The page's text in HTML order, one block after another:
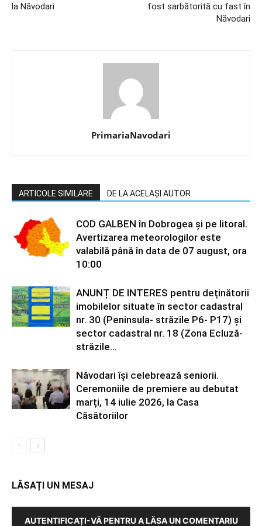
la Năvodari
fost sarbătorită cu fast în
Năvodari
PrimariaNavodari
ARTICOLE SIMILARE DE LA ACELAȘI AUTOR
COD GALBEN în Dobrogea și pe litoral.
Avertizarea meteorologilor este
valabilă până în data de 07 august, ora
10:00
ANUNȚ DE INTERES pentru deținătorii
imobilelor situate în sector cadastral
nr. 30 (Peninsula- străzile P6- P17) și
sector cadastral nr. 18 (Zona Ecluză-
străzile...
Năvodari își celebrează seniorii.
Ceremoniile de premiere au debutat
marți, 14 iulie 2026, la Casa
Căsătoriilor
LĂSAȚI UN MESAJ
AUTENTIFICAȚI-VĂ PENTRU A LĂSA UN COMENTARIU